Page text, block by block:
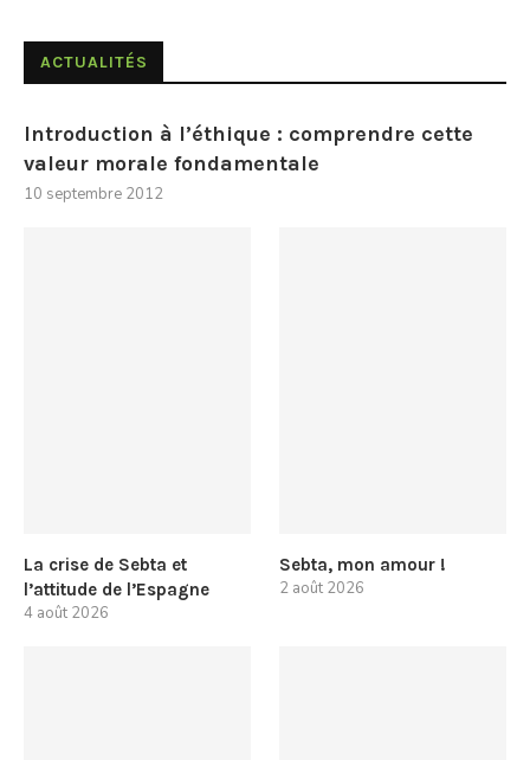
ACTUALITÉS
Introduction à l’éthique : comprendre cette
valeur morale fondamentale
10 septembre 2012
La crise de Sebta et
l’attitude de l’Espagne
4 août 2026
Sebta, mon amour !
2 août 2026